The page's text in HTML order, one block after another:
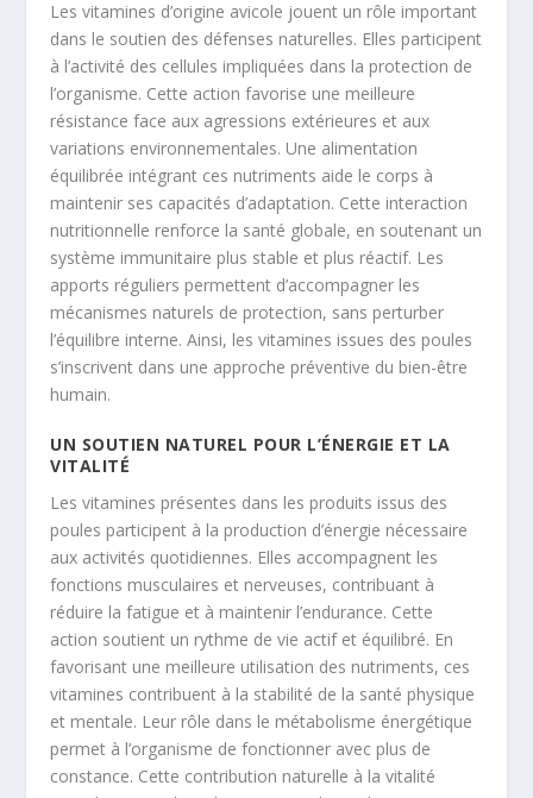
Les vitamines d’origine avicole jouent un rôle important
dans le soutien des défenses naturelles. Elles participent
à l’activité des cellules impliquées dans la protection de
l’organisme. Cette action favorise une meilleure
résistance face aux agressions extérieures et aux
variations environnementales. Une alimentation
équilibrée intégrant ces nutriments aide le corps à
maintenir ses capacités d’adaptation. Cette interaction
nutritionnelle renforce la santé globale, en soutenant un
système immunitaire plus stable et plus réactif. Les
apports réguliers permettent d’accompagner les
mécanismes naturels de protection, sans perturber
l’équilibre interne. Ainsi, les vitamines issues des poules
s’inscrivent dans une approche préventive du bien-être
humain.
UN SOUTIEN NATUREL POUR L’ÉNERGIE ET LA
VITALITÉ
Les vitamines présentes dans les produits issus des
poules participent à la production d’énergie nécessaire
aux activités quotidiennes. Elles accompagnent les
fonctions musculaires et nerveuses, contribuant à
réduire la fatigue et à maintenir l’endurance. Cette
action soutient un rythme de vie actif et équilibré. En
favorisant une meilleure utilisation des nutriments, ces
vitamines contribuent à la stabilité de la santé physique
et mentale. Leur rôle dans le métabolisme énergétique
permet à l’organisme de fonctionner avec plus de
constance. Cette contribution naturelle à la vitalité